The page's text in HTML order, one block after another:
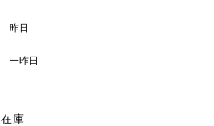
昨日
一昨日
在庫